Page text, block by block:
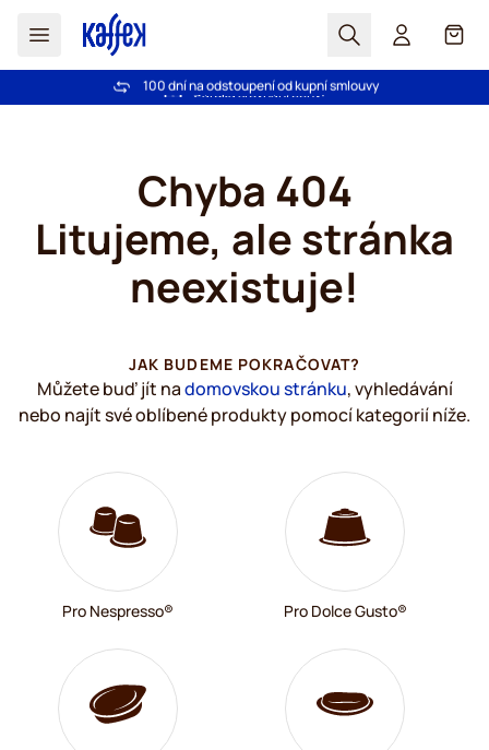
Hledat Košík
Bezplatná doprava nad 1000,00Kč
100 dní na odstoupení od kupní smlouvy
Chyba 404
Litujeme, ale stránka
neexistuje!
JAK BUDEME POKRAČOVAT?
Můžete buď jít nadomovskou stránku, vyhledávání
nebo najít své oblíbené produkty pomocí kategorií níže.
Pro Nespresso® Pro Dolce Gusto®